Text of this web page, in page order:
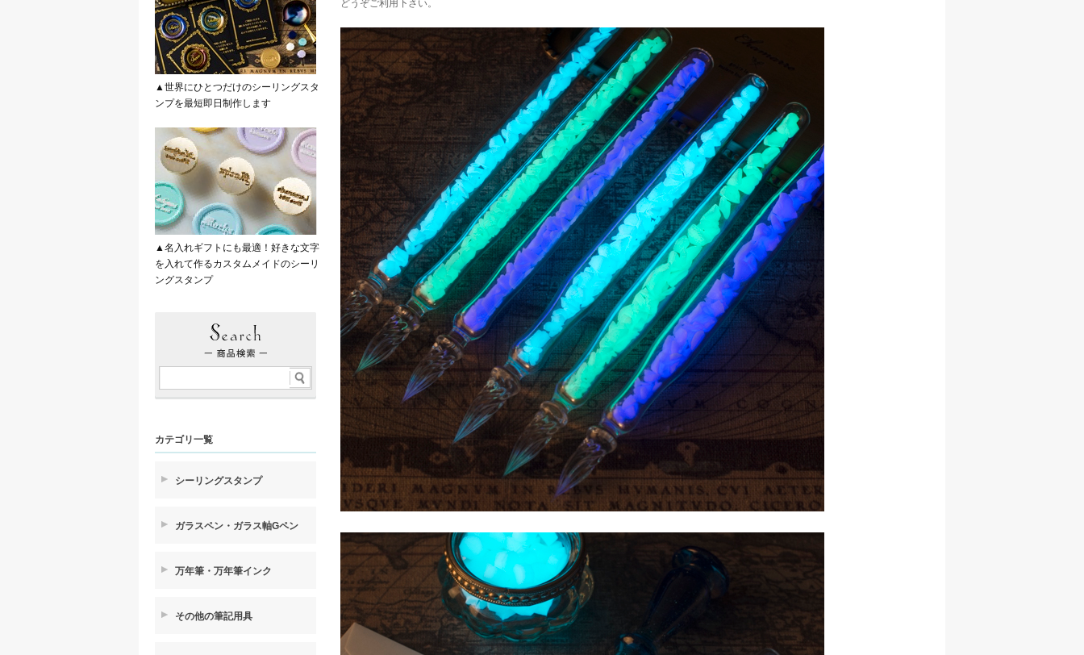
どうぞご利用下さい。
▲世界にひとつだけのシーリングスタ
ンプを最短即日制作します
▲名入れギフトにも最適！好きな文字
を入れて作るカスタムメイドのシーリ
ングスタンプ
カテゴリ一覧
シーリングスタンプ
ガラスペン・ガラス軸Gペン
万年筆・万年筆インク
その他の筆記用具